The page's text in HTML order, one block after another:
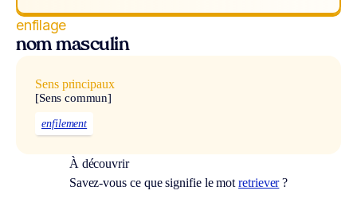
enfilage
nom masculin
Sens principaux
[Sens commun]
enfilement
À découvrir
Savez-vous ce que signifie le motretriever?